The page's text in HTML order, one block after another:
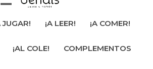
ocultar
móvil
JUGAR! ¡A LEER! ¡A COMER!
¡AL COLE! COMPLEMENTOS